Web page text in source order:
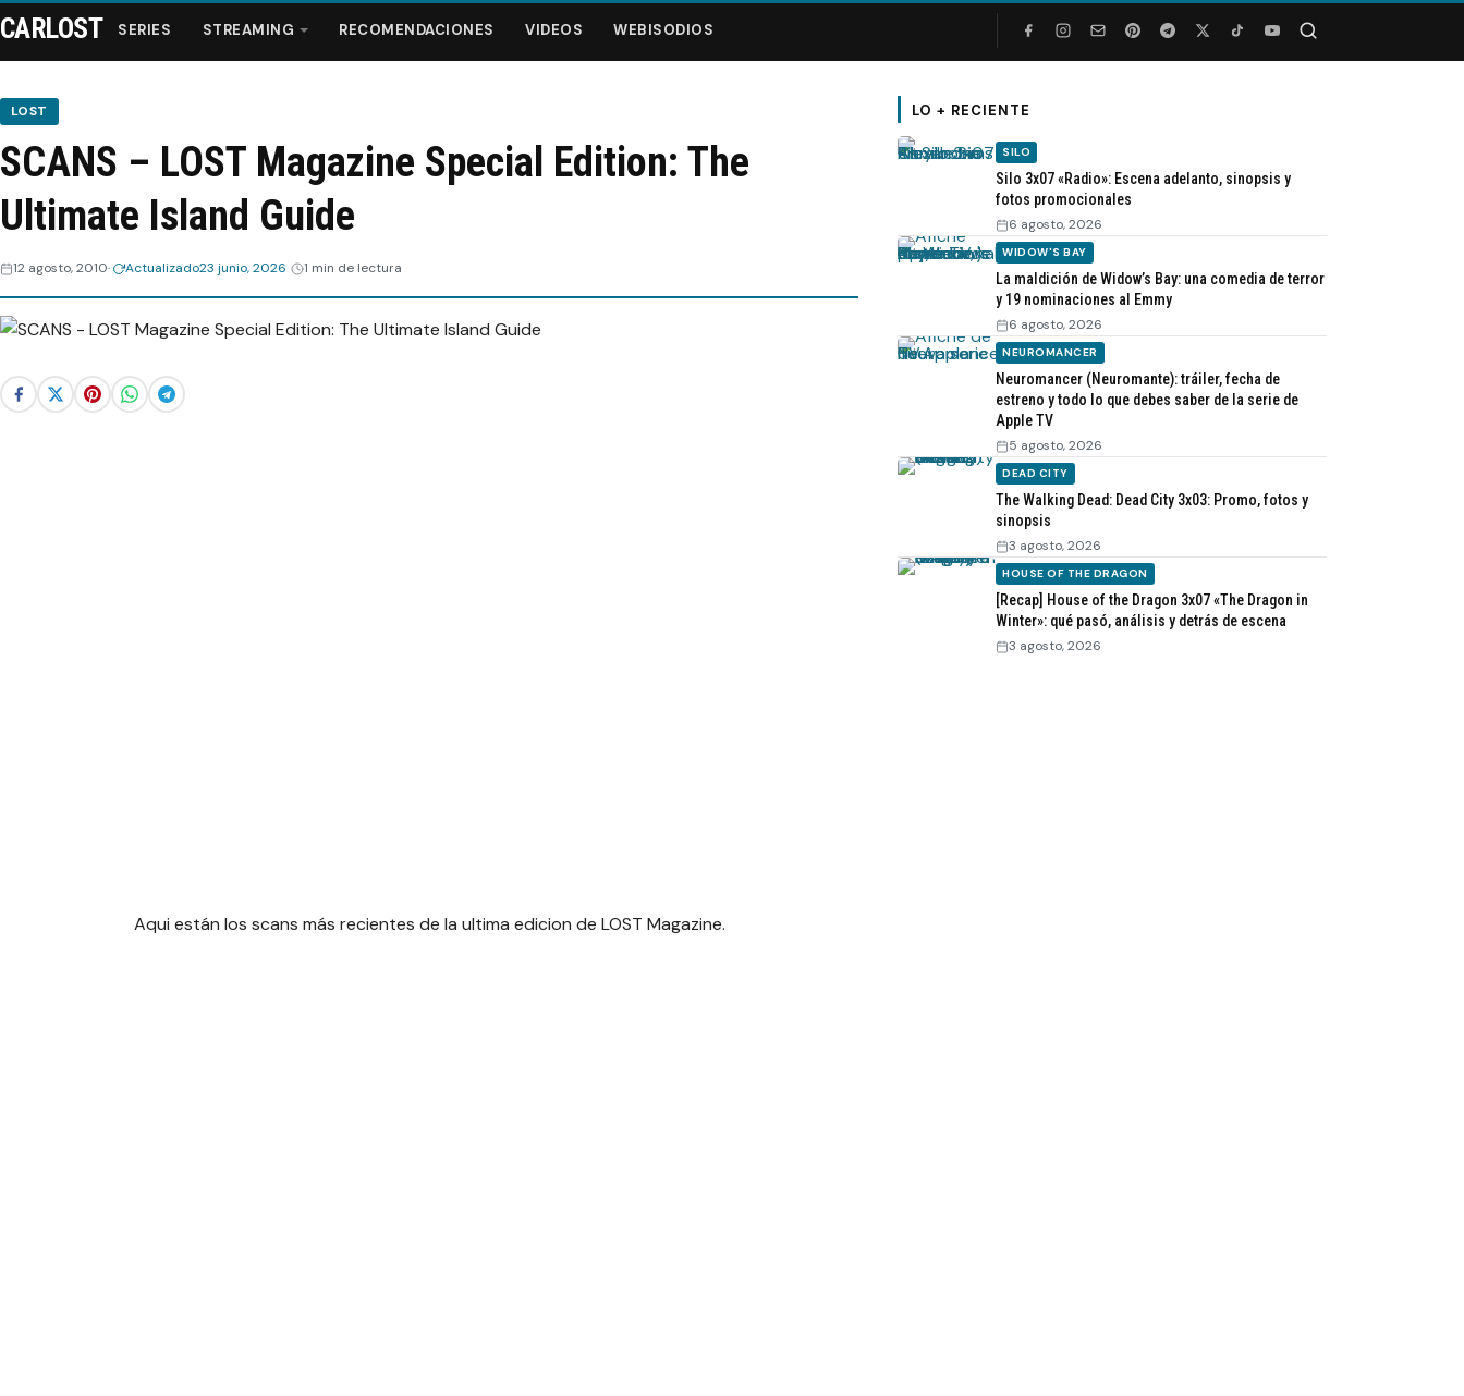
Series
Streaming
Webisodios
CARLOST SERIES STREAMING RECOMENDACIONES VIDEOS WEBISODIOS
LOST
SCANS – LOST Magazine Special Edition: The
Ultimate Island Guide
12 agosto, 2010 Actualizado23 junio, 2026 1 min de lectura
Aqui están los scans más recientes de la ultima edicion de LOST Magazine.
LO + RECIENTE
SILO
Silo 3x07 «Radio»: Escena adelanto, sinopsis y
fotos promocionales
6 agosto, 2026
WIDOW'S BAY
La maldición de Widow’s Bay: una comedia de terror
y 19 nominaciones al Emmy
6 agosto, 2026
NEUROMANCER
Neuromancer (Neuromante): tráiler, fecha de
estreno y todo lo que debes saber de la serie de
Apple TV
5 agosto, 2026
DEAD CITY
The Walking Dead: Dead City 3x03: Promo, fotos y
sinopsis
3 agosto, 2026
HOUSE OF THE DRAGON
[Recap] House of the Dragon 3x07 «The Dragon in
Winter»: qué pasó, análisis y detrás de escena
3 agosto, 2026